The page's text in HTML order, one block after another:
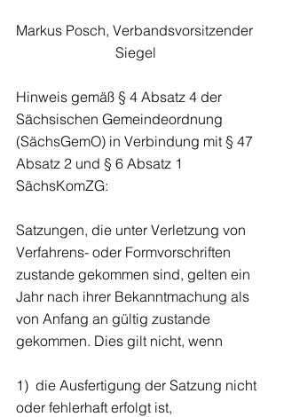
Markus Posch, Verbandsvorsitzender
Siegel
Hinweis gemäß § 4 Absatz 4 der
Sächsischen Gemeindeordnung
(SächsGemO) in Verbindung mit § 47
Absatz 2 und § 6 Absatz 1
SächsKomZG:
Satzungen, die unter Verletzung von
Verfahrens- oder Formvorschriften
zustande gekommen sind, gelten ein
Jahr nach ihrer Bekanntmachung als
von Anfang an gültig zustande
gekommen. Dies gilt nicht, wenn
1)  die Ausfertigung der Satzung nicht
oder fehlerhaft erfolgt ist,